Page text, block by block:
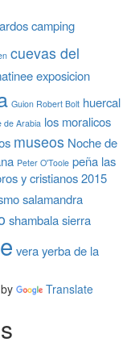
camping
cuevas del
exposicion
Guion Robert Bolt huercal
de Arabia los moralicos
museos Noche de
Peter O'Toole peña las
y cristianos 2015
salamandra
shambalasierra
verayerba de la
Translate